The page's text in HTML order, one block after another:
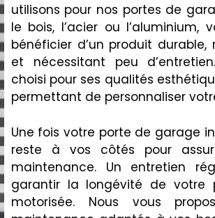
utilisons pour nos portes de
le bois, l’acier ou
bénéficier d’un produit
et nécessitant peu
choisi pour ses qualités
permettant de personnaliser
Une fois votre porte de garage
reste à vos côtés pour
maintenance. Un entretien
garantir la longévité de votre
motorisée. Nous vous